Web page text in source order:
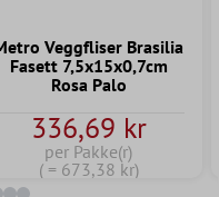
4.7 av 5 stjerner
Veggfliser Brasilia
Fasett 7,5x15x0,7cm
Rosa Palo
336,69 kr
per Pakke(r)
( = 673,38 kr)